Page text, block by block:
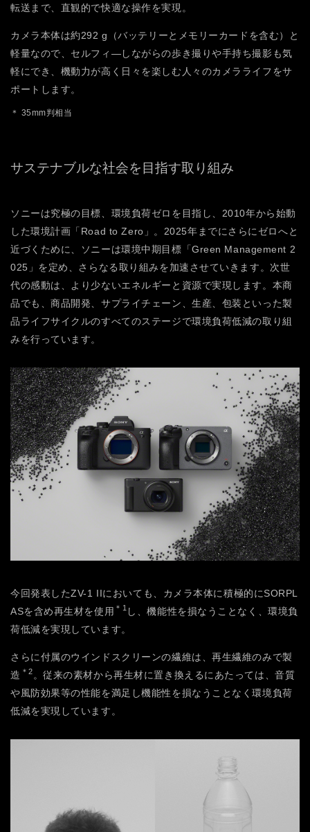
転送まで、直観的で快適な操作を実現。
カメラ本体は約292 g（バッテリーとメモリーカードを含む）と
軽量なので、セルフィ―しながらの歩き撮りや手持ち撮影も気
軽にでき、機動力が高く日々を楽しむ人々のカメラライフをサ
ポートします。
＊ 35mm判相当
サステナブルな社会を目指す取り組み
ソニーは究極の目標、環境負荷ゼロを目指し、2010年から始動
した環境計画「Road to Zero」。2025年までにさらにゼロへと
近づくために、ソニーは環境中期目標「Green Management 2
025」を定め、さらなる取り組みを加速させていきます。次世
代の感動は、より少ないエネルギーと資源で実現します。本商
品でも、商品開発、サプライチェーン、生産、包装といった製
品ライフサイクルのすべてのステージで環境負荷低減の取り組
みを行っています。
今回発表したZV-1 IIにおいても、カメラ本体に積極的にSORPL
ASを含め再生材を使用 ＊1 し、機能性を損なうことなく、環境負
荷低減を実現しています。
さらに付属のウインドスクリーンの繊維は、再生繊維のみで製
造 ＊2 。従来の素材から再生材に置き換えるにあたっては、音質
や風防効果等の性能を満足し機能性を損なうことなく環境負荷
低減を実現しています。